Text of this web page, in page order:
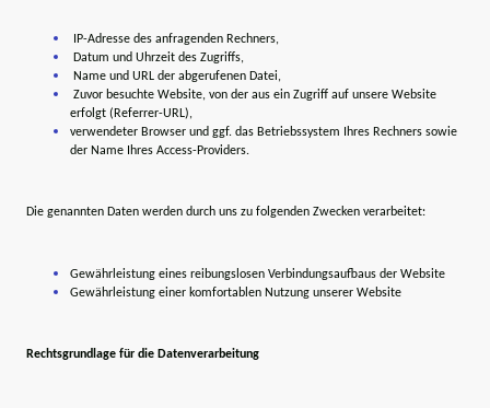
IP-Adresse des anfragenden Rechners,
Datum und Uhrzeit des Zugriffs,
Name und URL der abgerufenen Datei,
Zuvor besuchte Website, von der aus ein Zugriff auf unsere Website
erfolgt (Referrer-URL),
verwendeter Browser und ggf. das Betriebssystem Ihres Rechners sowie
der Name Ihres Access-Providers.
Die genannten Daten werden durch uns zu folgenden Zwecken verarbeitet:
Gewährleistung eines reibungslosen Verbindungsaufbaus der Website
Gewährleistung einer komfortablen Nutzung unserer Website
Rechtsgrundlage für die Datenverarbeitung